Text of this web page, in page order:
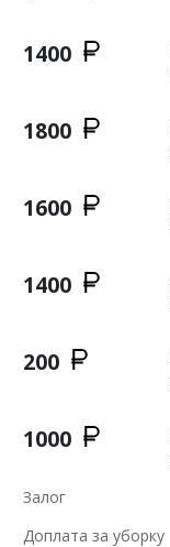
1400
1800
1600
1400
200
1000
Залог
Доплата за уборку